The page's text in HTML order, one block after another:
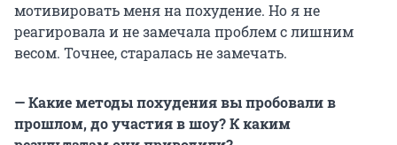
мотивировать меня на похудение. Но я не
реагировала и не замечала проблем с лишним
весом. Точнее, старалась не замечать.
— Какие методы похудения вы пробовали в
прошлом, до участия в шоу? К каким